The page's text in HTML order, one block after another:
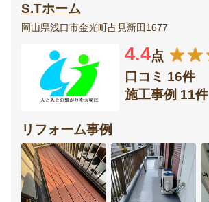
S.Tホーム
岡山県浅口市金光町占見新田1677
4.4点
口コミ 16件
施工事例 11件
リフォーム事例